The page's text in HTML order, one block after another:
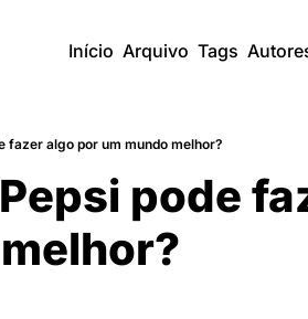
Início Arquivo Tags
fazer algo por um mundo melhor?
pode